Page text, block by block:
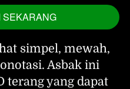
SEKARANG
simpel, mewah,
Asbak ini
yang dapat